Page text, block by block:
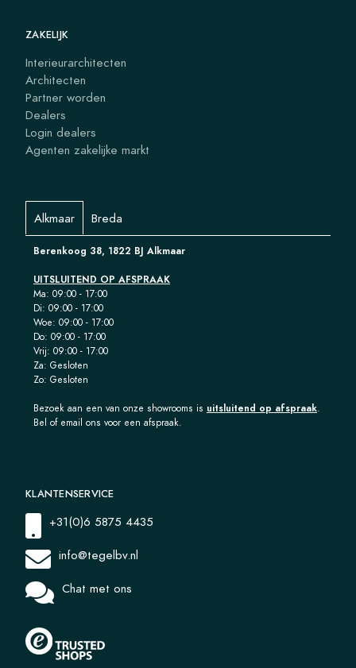
ZAKELIJK
Interieurarchitecten
Architecten
Partner worden
Dealers
Login dealers
Agenten zakelijke markt
Alkmaar Breda
Berenkoog 38, 1822 BJ Alkmaar
UITSLUITEND OP AFSPRAAK
Ma: 09:00 - 17:00
Di: 09:00 - 17:00
Woe: 09:00 - 17:00
Do: 09:00 - 17:00
Vrij: 09:00 - 17:00
Za: Gesloten
Zo: Gesloten
Bezoek aan een van onze showrooms is uitsluitend op afspraak.
Bel of email ons voor een afspraak.
KLANTENSERVICE
+31(0)6 5875 4435
info@tegelbv.nl
Chat met ons